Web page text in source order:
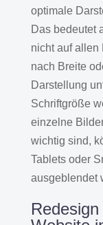
optimale
Das bedeutet
nicht auf allen
nach Breite
Darstellung
Schriftgröße
einzelne
wichtig sind,
Tablets oder
ausgeblendet